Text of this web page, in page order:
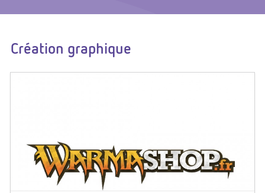
Création graphique